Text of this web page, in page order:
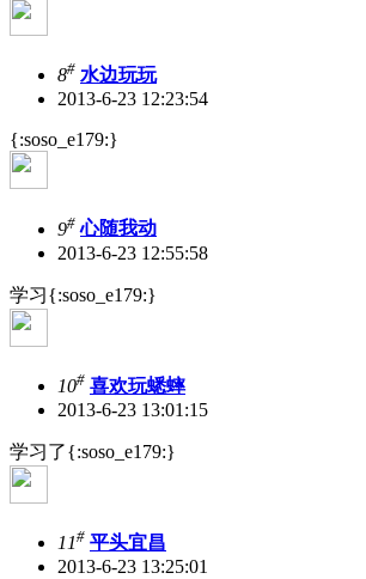
8# 水边玩玩
2013-6-23 12:23:54
{:soso_e179:}
9# 心随我动
2013-6-23 12:55:58
学习{:soso_e179:}
10# 喜欢玩蟋蟀
2013-6-23 13:01:15
学习了{:soso_e179:}
11# 平头宜昌
2013-6-23 13:25:01